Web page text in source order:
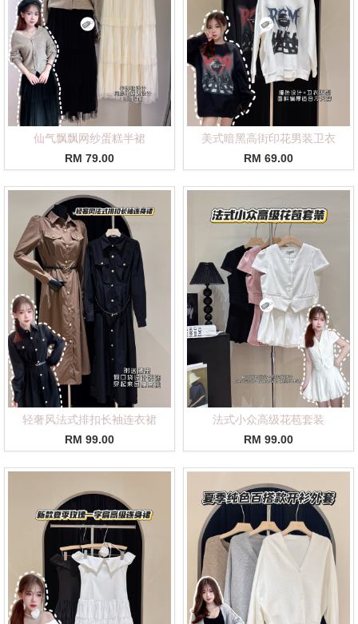
仙气飘飘网纱蛋糕半裙
RM 79.00
美式暗黑高街印花男装卫衣
RM 69.00
轻奢风法式排扣长袖连衣裙
RM 99.00
法式小众高级花苞套装
RM 99.00